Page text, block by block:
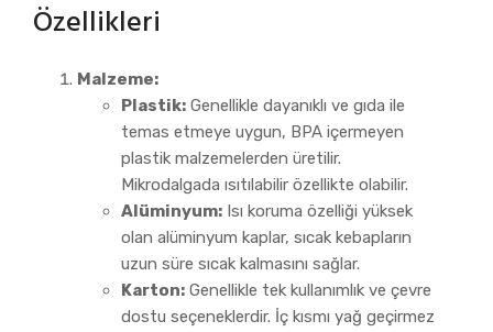
Özellikleri
Malzeme:
Plastik: Genellikle dayanıklı ve gıda ile
temas etmeye uygun, BPA içermeyen
plastik malzemelerden üretilir.
Mikrodalgada ısıtılabilir özellikte olabilir.
Alüminyum: Isı koruma özelliği yüksek
olan alüminyum kaplar, sıcak kebapların
uzun süre sıcak kalmasını sağlar.
Karton: Genellikle tek kullanımlık ve çevre
dostu seçeneklerdir. İç kısmı yağ geçirmez